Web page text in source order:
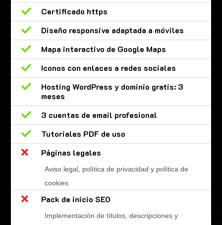

Certificado https

Diseño responsive adaptada a móviles

Mapa interactivo de Google Maps

Iconos con enlaces a redes sociales

Hosting WordPress y dominio gratis: 3
meses

3 cuentas de email profesional

Tutoriales PDF de uso

Páginas legales
Aviso legal, política de privacidad y política de
cookies
 Pack de inicio SEO
Implementación de títulos, descripciones y